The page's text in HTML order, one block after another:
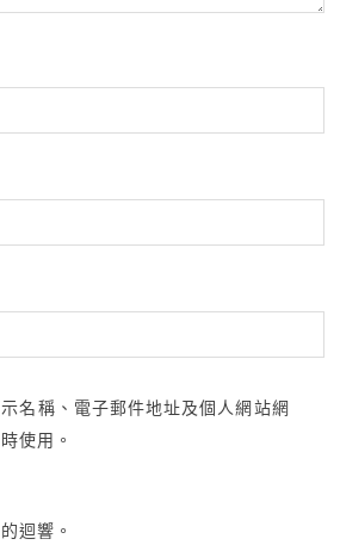
名稱、電子郵件地址及個人網站網
使用。
迴響。